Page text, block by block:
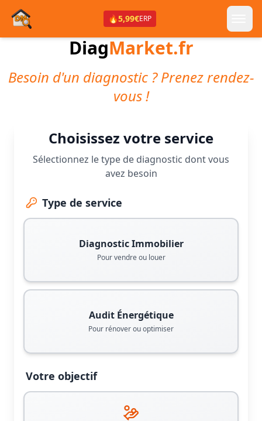
🔥5,99€ERP
DiagMarket.fr
Besoin d'un diagnostic ? Prenez rendez-
vous !
Choisissez votre service
Sélectionnez le type de diagnostic dont vous
avez besoin
Type de service
Diagnostic Immobilier
Pour vendre ou louer
Audit Énergétique
Pour rénover ou optimiser
Votre objectif